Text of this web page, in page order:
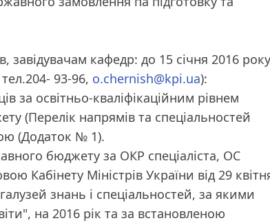
завідувачам кафедр: до 15 січня 2016 року
93-96, o.chernish@kpi.ua):
за освітньо-кваліфікаційним рівнем
(Перелік напрямів та спеціальностей
(Додаток № 1).
бюджету за ОКР спеціаліста, ОС
Кабінету Міністрів України від 29
знань і спеціальностей, за якими
на 2016 рік та за встановленою